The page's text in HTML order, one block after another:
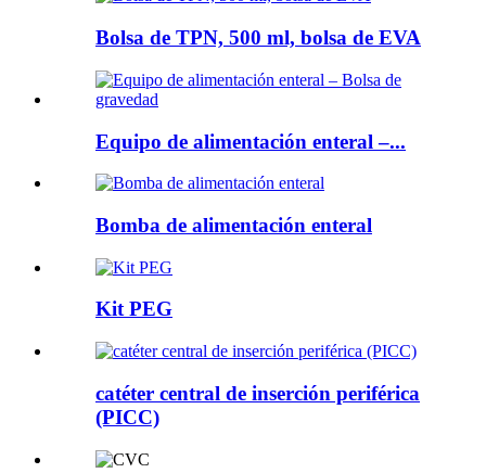
Bolsa de TPN, 500 ml, bolsa de EVA
Equipo de alimentación enteral –...
Bomba de alimentación enteral
Kit PEG
catéter central de inserción periférica
(PICC)